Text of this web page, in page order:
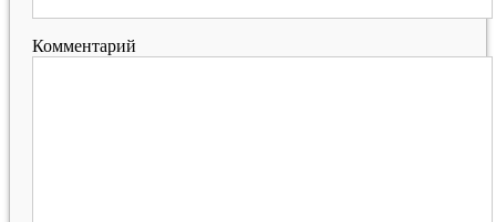
Комментарий